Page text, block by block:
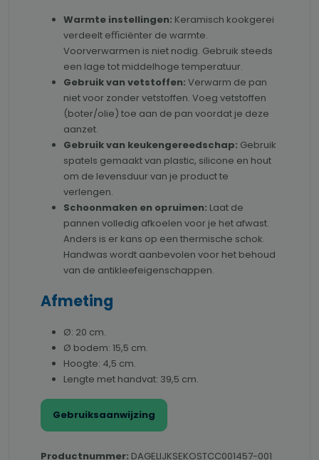
Warmte instellingen: Keramisch kookgerei
verdeelt eﬃciënter de warmte.
Voorverwarmen is niet nodig. Gebruik steeds
een lage tot middelhoge temperatuur.
Gebruik van vetstoffen: Verwarm de pan
niet voor zonder vetstoffen. Voeg vetstoffen
(boter/olie) toe aan de pan voordat je deze
aanzet.
Gebruik van keukengereedschap: Gebruik
spatels gemaakt van plastic, silicone en hout
om de levensduur van je product te
verlengen.
Schoonmaken en opruimen: Laat de
pannen volledig afkoelen voor je het afwast.
Anders is er kans op een thermische schok.
Handwas wordt aanbevolen voor het behoud
van de antikleefeigenschappen.
Afmeting
Ø: 20 cm.
Ø bodem: 15,5 cm.
Hoogte: 4,5 cm.
Lengte met handvat: 39,5 cm.
Gebruiksaanwijzing
Productnummer: DAGELIJKSEKOSTCC001457-001